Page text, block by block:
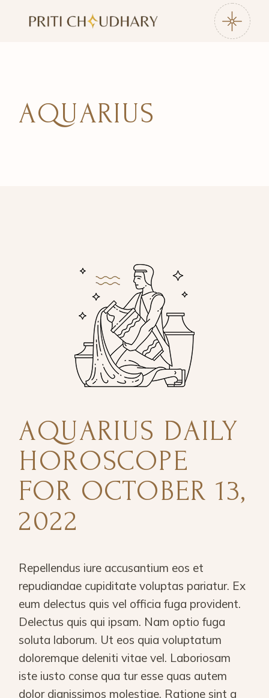
AQUARIUS
AQUARIUS DAILY
HOROSCOPE
FOR OCTOBER 13,
2022
Repellendus iure accusantium eos et
repudiandae cupiditate voluptas pariatur. Ex
eum delectus quis vel officia fuga provident.
Delectus quis qui ipsam. Nam optio fuga
soluta laborum. Ut eos quia voluptatum
doloremque deleniti vitae vel. Laboriosam
iste iusto conse qua tur esse quas autem
dolor dignissimos molestiae. Ratione sint a